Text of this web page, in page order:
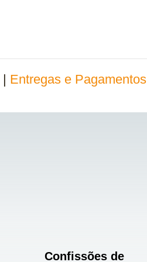
Entregas e Pagamentos
Confissões de